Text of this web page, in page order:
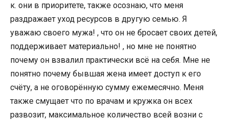
к. они в приоритете, также осознаю, что меня
раздражает уход ресурсов в другую семью. Я
уважаю своего мужа! , что он не бросает своих детей,
поддерживает материально! , но мне не понятно
почему он взвалил практически всё на себя. Мне не
понятно почему бывшая жена имеет доступ к его
счёту, а не оговорённую сумму ежемесячно. Меня
также смущает что по врачам и кружка он всех
развозит, максимальное количество всей возни с